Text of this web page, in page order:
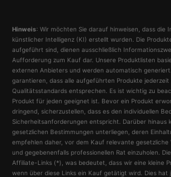
Hinweis: Wir möchten Sie darauf hinweisen, dass die
künstlicher Intelligenz (KI) erstellt wurden. Die
aufgeführt sind, dienen ausschließlich
Aufforderung zum Kauf dar. Unsere Produktlisten
externen Anbieters und werden automatisch
garantieren, dass alle aufgeführten Produkte
Qualitätsstandards entsprechen. Es ist wichtig zu
Produkt für jeden geeignet ist. Bevor ein Produkt
dringend, sicherzustellen, dass es den individuellen
Sicherheitsanforderungen entspricht. Darüber hinaus
gesetzlichen Bestimmungen unterliegen, deren
empfehlen daher, vor dem Kauf relevante
und gegebenenfalls professionellen Rat einzuholen.
Affiliate-Links (*), was bedeutet, dass wir eine kleine
wenn über diese Links ein Kauf getätigt wird. Dies hat